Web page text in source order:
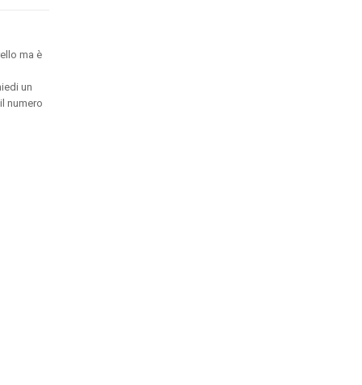
ma è
un
numero